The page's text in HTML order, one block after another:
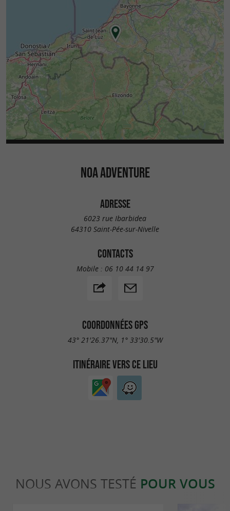
NOA ADVENTURE
ADRESSE
6023 rue Ibarbidea
64310 Saint-Pée-sur-Nivelle
CONTACTS
Mobile : 06 10 44 14 97
COORDONNÉES GPS
43° 21'26.37"N, 1° 33'30.5"W
ITINÉRAIRE VERS CE LIEU
NOUS AVONS TESTÉ POUR VOUS